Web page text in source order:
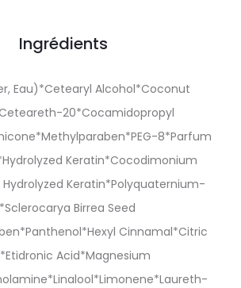
Ingrédients
Eau)*Cetearyl Alcohol*Coconut
20*Cocamidopropyl
8*Parfum
Keratin*Cocodimonium
Hydrolyzed Keratin*Polyquaternium-
Birrea Seed
Cinnamal*Citric
Acid*Magnesium